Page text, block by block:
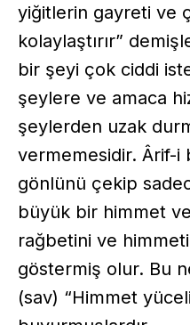
yiğitlerin gayreti ve
kolaylaştırır”
bir şeyi çok ciddi
şeylere ve amaca
şeylerden uzak
vermemesidir. Ârif-i
gönlünü çekip
büyük bir himmet
rağbetini ve
göstermiş olur. Bu
(sav) “Himmet